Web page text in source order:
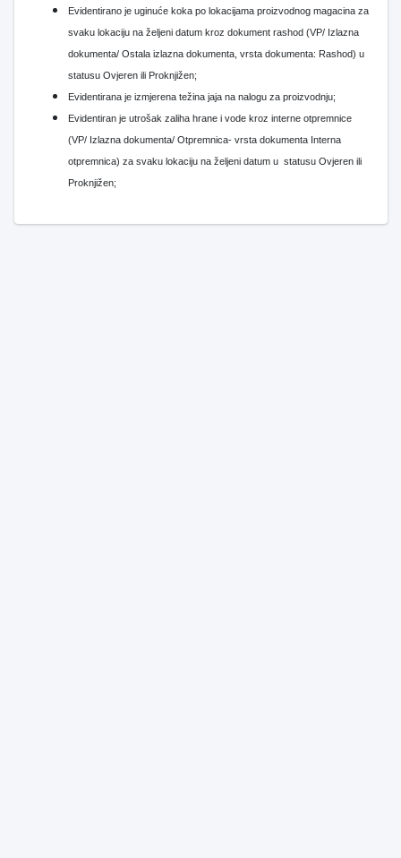
Evidentirano je uginuće koka po lokacijama proizvodnog magacina za
svaku lokaciju na željeni datum kroz dokument rashod (VP/ Izlazna
dokumenta/ Ostala izlazna dokumenta, vrsta dokumenta: Rashod) u
statusu Ovjeren ili Proknjižen;
Evidentirana je izmjerena težina jaja na nalogu za proizvodnju;
Evidentiran je utrošak zaliha hrane i vode kroz interne otpremnice
(VP/ Izlazna dokumenta/ Otpremnica- vrsta dokumenta Interna
otpremnica) za svaku lokaciju na željeni datum u statusu Ovjeren ili
Proknjižen;